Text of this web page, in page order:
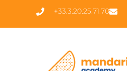
+33.3.20.25.71.70